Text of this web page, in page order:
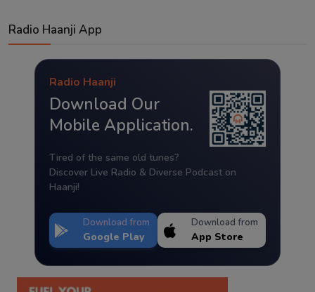
Radio Haanji App
Radio Haanji
Download Our
Mobile Application.
Tired of the same old tunes?
Discover Live Radio & Diverse Podcast on
Haanji!
Download from
Google Play
Download from
App Store